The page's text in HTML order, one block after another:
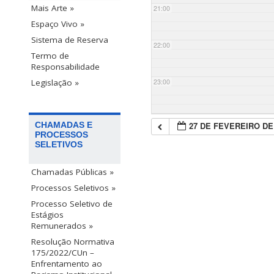
Mais Arte »
Espaço Vivo »
Sistema de Reserva
Termo de
Responsabilidade
Legislação »
CHAMADAS E
PROCESSOS
SELETIVOS
Chamadas Públicas »
Processos Seletivos »
Processo Seletivo de
Estágios
Remunerados »
Resolução Normativa
175/2022/CUn –
Enfrentamento ao
21:00
22:00
23:00
27 DE FEVEREIRO